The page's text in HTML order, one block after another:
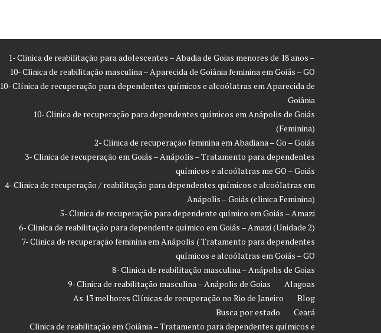
1- Clinica de reabilitação para adolescentes – Abadia de Goias menores de 18 anos –
10- Clinica de reabilitação masculina – Aparecida de Goiânia feminina em Goiás – GO
10- Clínica de recuperação para dependentes químicos e alcoólatras em Aparecida de
Goiânia
10- Clinica de recuperação para dependentes químicos em Anápolis de Goiás
(Feminina)
2- Clinica de recuperação feminina em Abadiana – Go – Goiás
3- Clinica de recuperação em Goiás – Anápolis – Tratamento para dependentes
químicos e alcoólatras me GO – Goiás
4- Clinica de recuperação / reabilitação para dependentes químicos e alcoólatras em
Anápolis – Goiás (clinica Feminina)
5- Clinica de recuperação para dependente químico em Goiás – Amazi
6- Clinica de reabilitação para dependente químico em Goiás – Amazi (Unidade 2)
7- Clinica de recuperação feminina em Anápolis ( Tratamento para dependentes
químicos e alcoólatras em Goiás – GO
8- Clinica de reabilitação masculina – Anápolis de Goias
9- Clinica de reabilitação masculina – Anápolis de Goias
Alagoas
As 13 melhores Clínicas de recuperação no Rio de Janeiro
Blog
Busca por estado
Ceará
Clinica de reabilitação em Goiânia – Tratamento para dependentes químicos e